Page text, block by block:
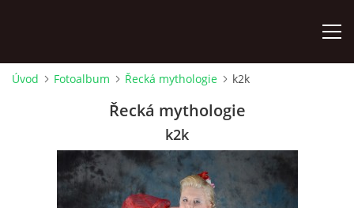
Úvod Fotoalbum Řecká mythologie k2k
Řecká mythologie
k2k